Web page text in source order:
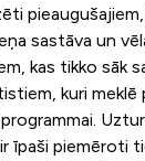
sastāva un
kas tikko sāk
kuri meklē
īpaši piemēroti